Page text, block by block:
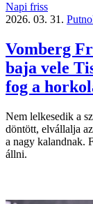
Napi friss
2026. 03. 31.
Vomberg
baja vele
fog a
Nem lelkesedik a
döntött, elvállalja
a nagy kalandnak.
állni.